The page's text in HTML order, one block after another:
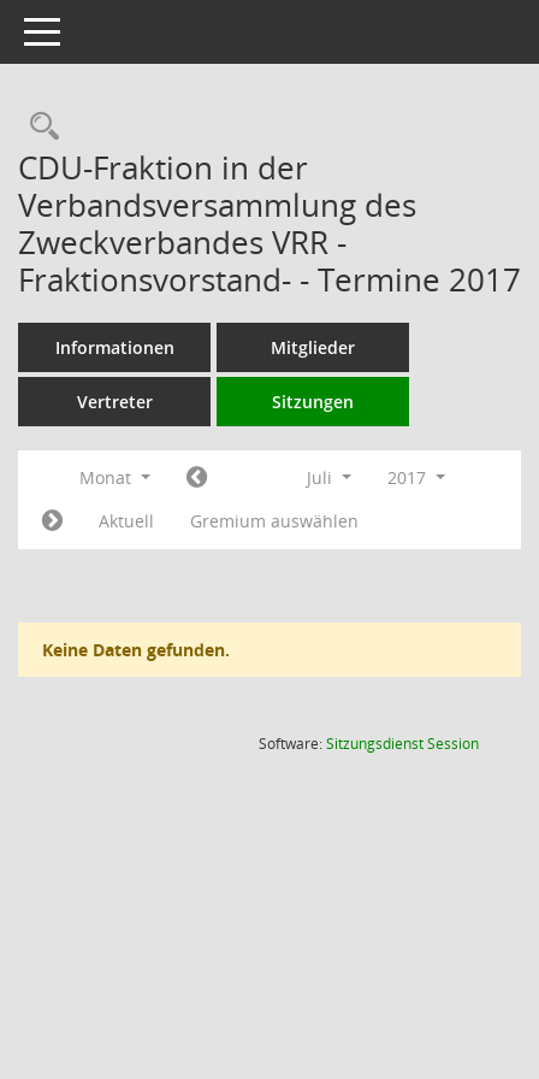
Toggle navigation
Rechercheauswahl
CDU-Fraktion in der
Verbandsversammlung des
Zweckverbandes VRR -
Fraktionsvorstand- - Termine 2017
Informationen Mitglieder
Vertreter Sitzungen
Monat Juli
2017
Aktuell
Gremium auswählen
Keine Daten gefunden.
Software:SitzungsdienstSession(Wird in